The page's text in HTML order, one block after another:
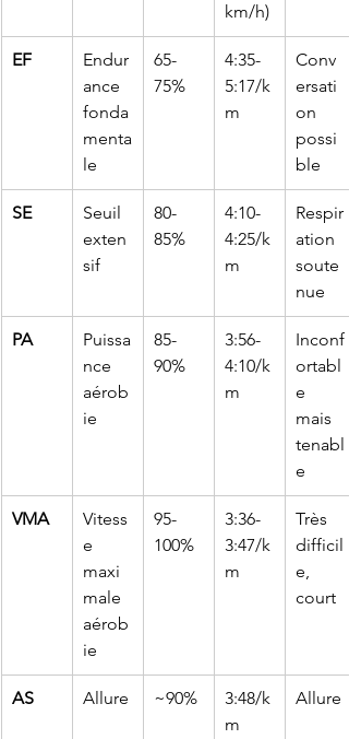
km/h)
EF
Endur
ance
fonda
menta
le
65-
75%
4:35-
5:17/k
m
Conv
ersati
on
possi
ble
SE
Seuil
exten
sif
80-
85%
4:10-
4:25/k
m
Respir
ation
soute
nue
PA
Puissa
nce
aérob
ie
85-
90%
3:56-
4:10/k
m
Inconf
ortabl
e
mais
tenabl
e
VMA
Vitess
e
maxi
male
aérob
ie
95-
100%
3:36-
3:47/k
m
Très
difficil
e,
court
AS Allure ~90%
3:48/k
m
Allure